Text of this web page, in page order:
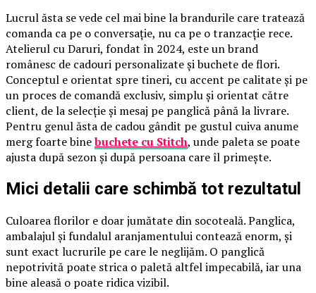
Lucrul ăsta se vede cel mai bine la brandurile care tratează
comanda ca pe o conversație, nu ca pe o tranzacție rece.
Atelierul cu Daruri, fondat în 2024, este un brand
românesc de cadouri personalizate și buchete de flori.
Conceptul e orientat spre tineri, cu accent pe calitate și pe
un proces de comandă exclusiv, simplu și orientat către
client, de la selecție și mesaj pe panglică până la livrare.
Pentru genul ăsta de cadou gândit pe gustul cuiva anume
merg foarte binebuchete cu Stitch, unde paleta se poate
ajusta după sezon și după persoana care îl primește.
Mici detalii care schimbă tot rezultatul
Culoarea florilor e doar jumătate din socoteală. Panglica,
ambalajul și fundalul aranjamentului contează enorm, și
sunt exact lucrurile pe care le neglijăm. O panglică
nepotrivită poate strica o paletă altfel impecabilă, iar una
bine aleasă o poate ridica vizibil.